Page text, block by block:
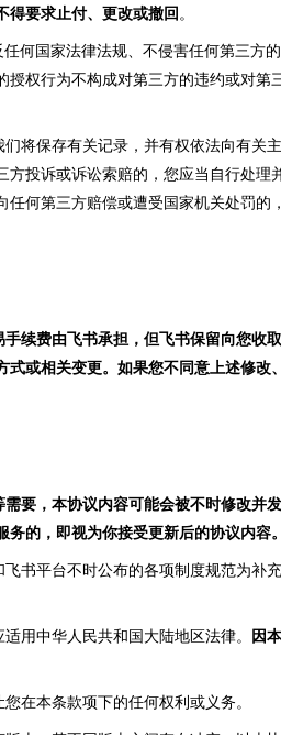
得要求止付、更改或撤回。
何国家法律法规、不侵害任何第三方
权行为不构成对第三方的违约或对
将保存有关记录，并有权依法向有关
投诉或诉讼索赔的，您应当自行处
何第三方赔偿或遭受国家机关处罚
续费由飞书承担，但飞书保留向您收
或相关变更。如果您不同意上述修
要，本协议内容可能会被不时修改并
的，即视为你接受更新后的协议内容。
飞书平台不时公布的各项制度规范为补
用中华人民共和国大陆地区法律。 因
在本条款项下的任何权利或义务。